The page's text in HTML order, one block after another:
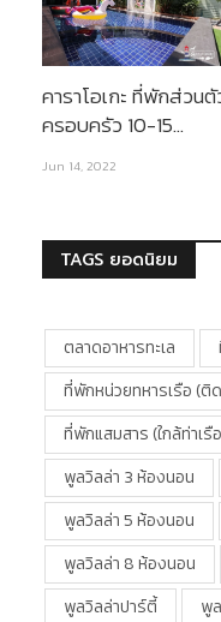
คาราโอเกะ ที่พักส่วน
ครอบครัว 10-15…
Jun 14, 2022
TAGS ยอดนิยม
ตลาดอาหารทะเล
ที่พักหน่วยทหารเรือ (ติ
ที่พักแสมสาร (ใกล้ท่าเรื
พูลวิลล่า 3 ห้องนอน
พูลวิลล่า 5 ห้องนอน
พูลวิลล่า 8 ห้องนอน
พูลวิลล่าปาร์ตี้
พู